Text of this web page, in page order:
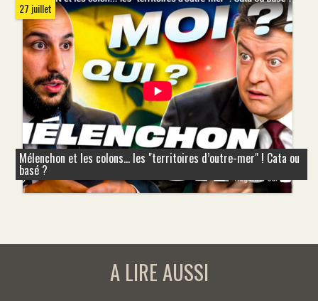
27 juillet
Mélenchon et les colons... les "territoires d’outre-mer" ! Cata ou
basé ?
A LIRE AUSSI